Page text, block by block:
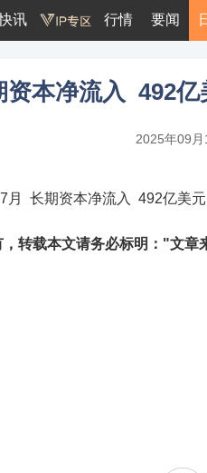
讯 行情 要闻
本净流入 492亿
2025年09
月 长期资本净流入 492亿美
转载本文请务必标明："文章